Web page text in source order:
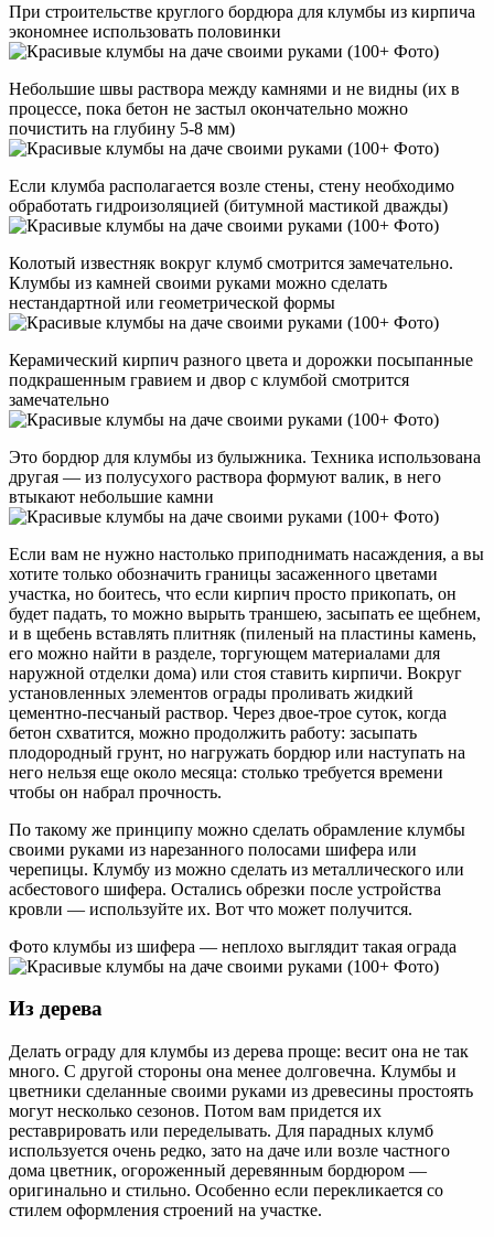
При строительстве круглого бордюра для клумбы из кирпича
экономнее использовать половинки
Небольшие швы раствора между камнями и не видны (их в
процессе, пока бетон не застыл окончательно можно
почистить на глубину 5-8 мм)
Если клумба располагается возле стены, стену необходимо
обработать гидроизоляцией (битумной мастикой дважды)
Колотый известняк вокруг клумб смотрится замечательно.
Клумбы из камней своими руками можно сделать
нестандартной или геометрической формы
Керамический кирпич разного цвета и дорожки посыпанные
подкрашенным гравием и двор с клумбой смотрится
замечательно
Это бордюр для клумбы из булыжника. Техника использована
другая — из полусухого раствора формуют валик, в него
втыкают небольшие камни
Если вам не нужно настолько приподнимать насаждения, а вы
хотите только обозначить границы засаженного цветами
участка, но боитесь, что если кирпич просто прикопать, он
будет падать, то можно вырыть траншею, засыпать ее щебнем,
и в щебень вставлять плитняк (пиленый на пластины камень,
его можно найти в разделе, торгующем материалами для
наружной отделки дома) или стоя ставить кирпичи. Вокруг
установленных элементов ограды проливать жидкий
цементно-песчаный раствор. Через двое-трое суток, когда
бетон схватится, можно продолжить работу: засыпать
плодородный грунт, но нагружать бордюр или наступать на
него нельзя еще около месяца: столько требуется времени
чтобы он набрал прочность.
По такому же принципу можно сделать обрамление клумбы
своими руками из нарезанного полосами шифера или
черепицы. Клумбу из можно сделать из металлического или
асбестового шифера. Остались обрезки после устройства
кровли — используйте их. Вот что может получится.
Фото клумбы из шифера — неплохо выглядит такая ограда
Из дерева
Делать ограду для клумбы из дерева проще: весит она не так
много. С другой стороны она менее долговечна. Клумбы и
цветники сделанные своими руками из древесины простоять
могут несколько сезонов. Потом вам придется их
реставрировать или переделывать. Для парадных клумб
используется очень редко, зато на даче или возле частного
дома цветник, огороженный деревянным бордюром —
оригинально и стильно. Особенно если перекликается со
стилем оформления строений на участке.